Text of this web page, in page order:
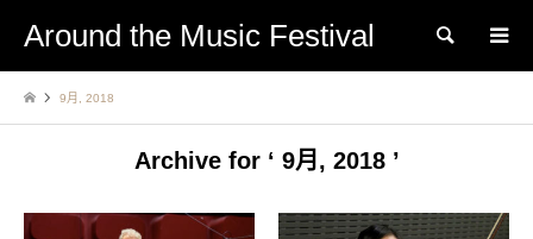
Around the Music Festival Search
9月, 2018
Archive for ‘ 9月, 2018 ’